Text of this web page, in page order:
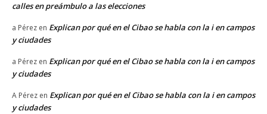
calles en preámbulo a las elecciones
a Pérez en Explican por qué en el Cibao se habla con la i en campos
y ciudades
a Pérez en Explican por qué en el Cibao se habla con la i en campos
y ciudades
A Pérez en Explican por qué en el Cibao se habla con la i en campos
y ciudades